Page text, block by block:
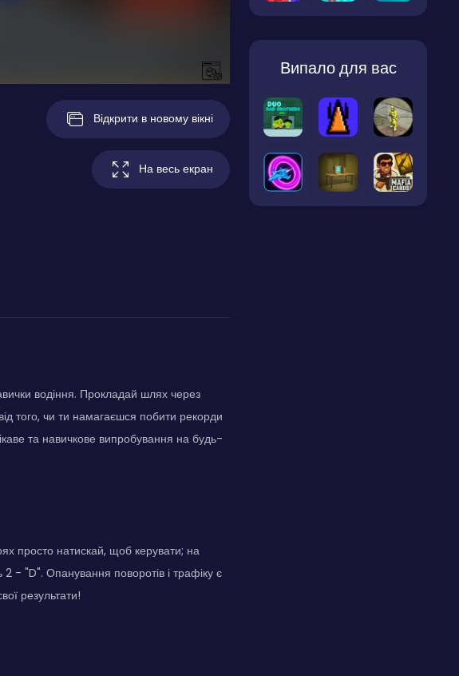
Відкрити в новому вікні
На весь екран
водіння. Прокладай шлях через
того, чи ти намагаєшся побити рекорди
та навичкове випробування на будь-
просто натискай, щоб керувати; на
2 - "D". Опанування поворотів і трафіку є
результати!
Випало для вас